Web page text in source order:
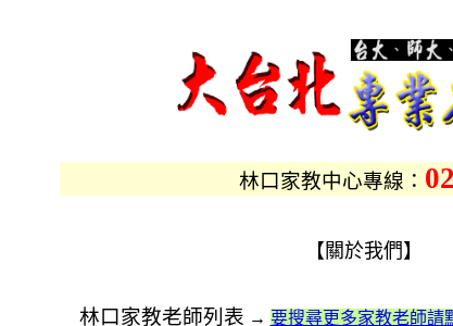
林口家教中心專線：
【關於我們
林口家教老師列表 → 要搜尋更多家教老師請